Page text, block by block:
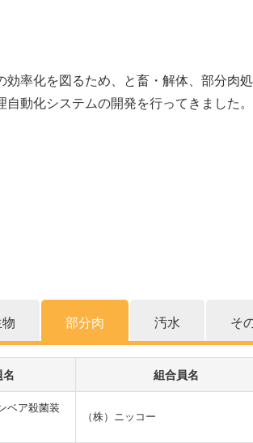
率化を図るため、と畜・解体、部分肉
動化システムの開発を行ってきました
部分肉 汚水 そ
組合員名
ベア殺菌装
（株）ニッコー